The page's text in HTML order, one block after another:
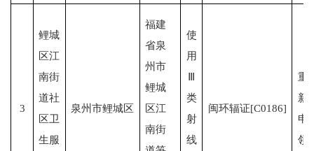
3
鲤城
区江
南街
道社
区卫
生服
泉州市鲤城区
福建
省泉
州市
鲤城
区江
南街
使
用
Ⅲ
类
射
线
闽环辐证[C0186]
重
新
申
领